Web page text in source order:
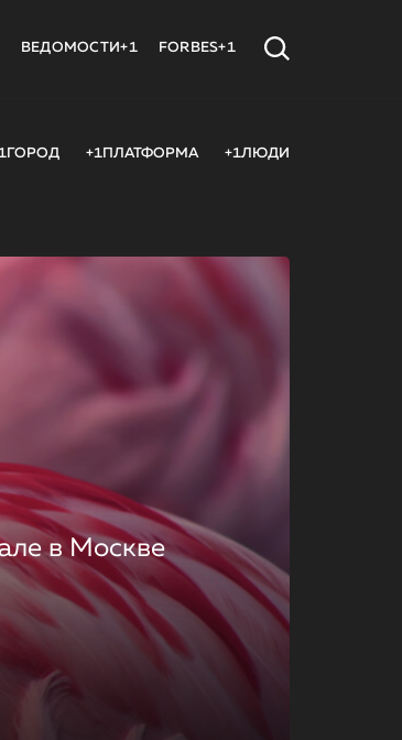
ВЕДОМОСТИ+1 FORBES+1
+1ПЛАТФОРМА +1ЛЮДИ
в Москве